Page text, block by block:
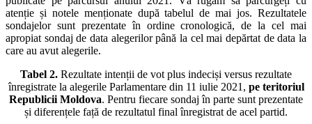
atenție și notele menționate după tabelul de mai jos. Rezultatele
sondajelor sunt prezentate în ordine cronologică, de la cel mai
apropiat sondaj de data alegerilor până la cel mai depărtat de data la
care au avut alegerile.
Tabel 2. Rezultate intenții de vot plus indeciși versus rezultate
înregistrate la alegerile Parlamentare din 11 iulie 2021, pe teritoriul
Republicii Moldova. Pentru fiecare sondaj în parte sunt prezentate
și diferențele față de rezultatul final înregistrat de acel partid.